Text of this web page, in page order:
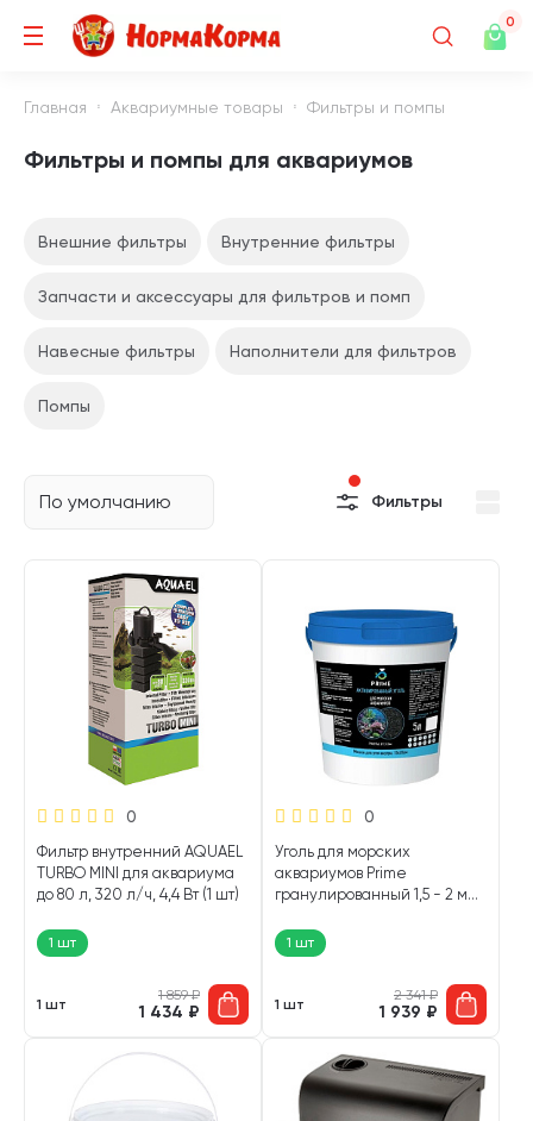
0
Главная Аквариумные товары Фильтры и помпы
Фильтры и помпы для аквариумов
Внешние фильтры Внутренние фильтры
Запчасти и аксессуары для фильтров и помп
Навесные фильтры Наполнители для фильтров
Помпы
По умолчанию Фильтры
0
Фильтр внутренний AQUAEL
TURBO MINI для аквариума
до 80 л, 320 л/ч, 4,4 Вт (1 шт)
1 шт
1 шт
1 859₽
1 434 ₽
0
Уголь для морских
аквариумов Prime
гранулированный 1,5 - 2 мм
1 шт
1 шт
2 341₽
1 939 ₽